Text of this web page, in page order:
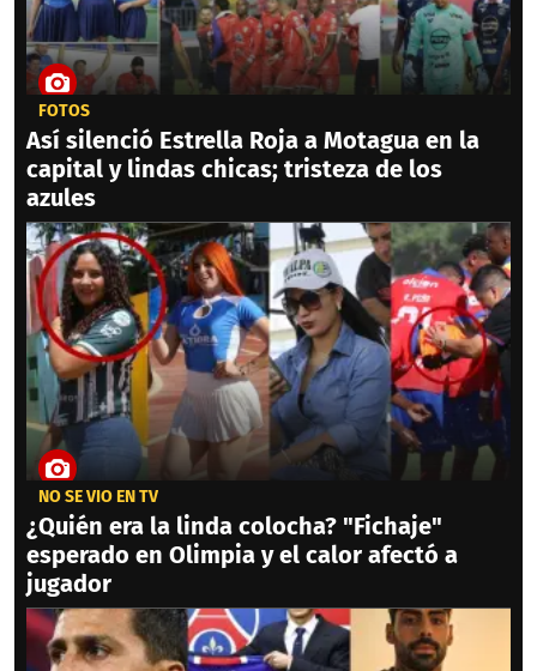
FOTOS
Así silenció Estrella Roja a Motagua en la
capital y lindas chicas; tristeza de los
azules
NO SE VIO EN TV
¿Quién era la linda colocha? "Fichaje"
esperado en Olimpia y el calor afectó a
jugador